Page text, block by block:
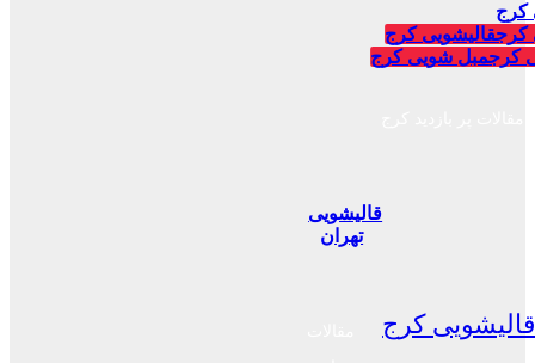
کرج
کرجقالیشویی کرج
کرجمبل شویی کرج
کرج
قالیشویی
تهران